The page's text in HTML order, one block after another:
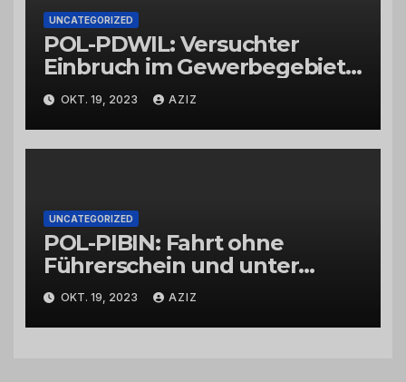
UNCATEGORIZED
POL-PDWIL: Versuchter
Einbruch im Gewerbegebiet
Wittlich
OKT. 19, 2023 AZIZ
UNCATEGORIZED
POL-PIBIN: Fahrt ohne
Führerschein und unter
Einfluss von Drogen
OKT. 19, 2023 AZIZ